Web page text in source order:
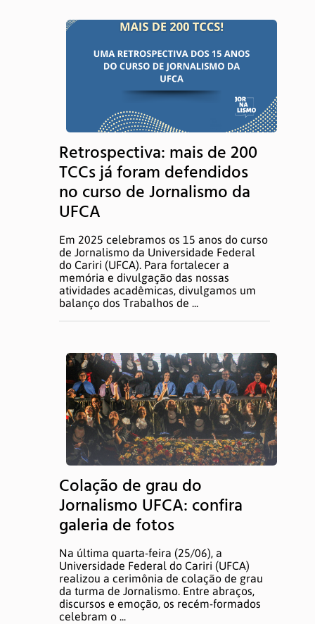
Retrospectiva: mais de 200
TCCs já foram defendidos
no curso de Jornalismo da
UFCA
Em 2025 celebramos os 15 anos do curso
de Jornalismo da Universidade Federal
do Cariri (UFCA). Para fortalecer a
memória e divulgação das nossas
atividades acadêmicas, divulgamos um
balanço dos Trabalhos de ...
Colação de grau do
Jornalismo UFCA: confira
galeria de fotos
Na última quarta-feira (25/06), a
Universidade Federal do Cariri (UFCA)
realizou a cerimônia de colação de grau
da turma de Jornalismo. Entre abraços,
discursos e emoção, os recém-formados
celebram o ...